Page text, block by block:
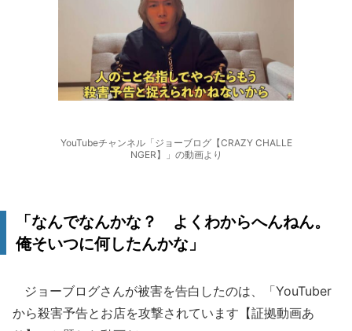
YouTubeチャンネル「ジョーブログ【CRAZY CHALLE
NGER】」の動画より
「なんでなんかな？ よくわからへんねん。
俺そいつに何したんかな」
ジョーブログさんが被害を告白したのは、「YouTuber
から殺害予告とお店を攻撃されています【証拠動画あ